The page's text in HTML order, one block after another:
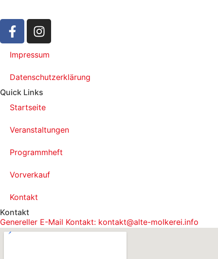
Impressum
Datenschutzerklärung
Quick Links
Startseite
Veranstaltungen
Programmheft
Vorverkauf
Kontakt
Kontakt
Genereller E-Mail Kontakt: kontakt@alte-molkerei.info